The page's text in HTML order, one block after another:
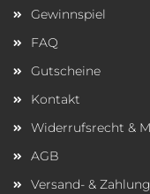
Gewinnspiel
FAQ
Gutscheine
Kontakt
Widerrufsrecht &
AGB
Versand- &